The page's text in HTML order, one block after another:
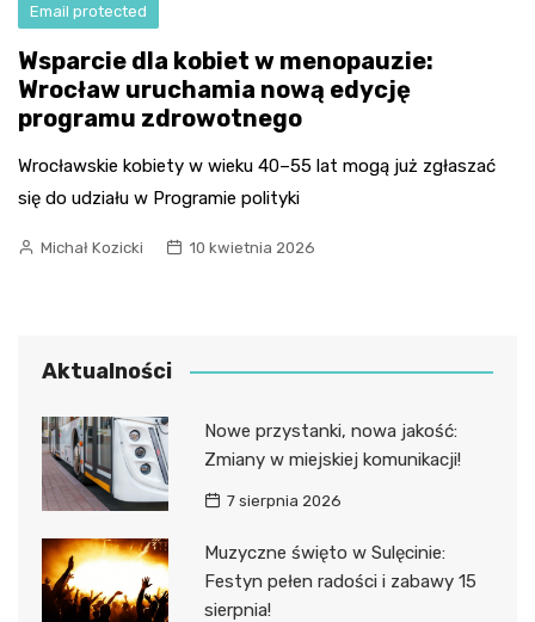
Email protected
Wsparcie dla kobiet w menopauzie:
Wrocław uruchamia nową edycję
programu zdrowotnego
Wrocławskie kobiety w wieku 40–55 lat mogą już zgłaszać
się do udziału w Programie polityki
Michał Kozicki 10 kwietnia 2026
Aktualności
Nowe przystanki, nowa jakość:
Zmiany w miejskiej komunikacji!
7 sierpnia 2026
Muzyczne święto w Sulęcinie:
Festyn pełen radości i zabawy 15
sierpnia!